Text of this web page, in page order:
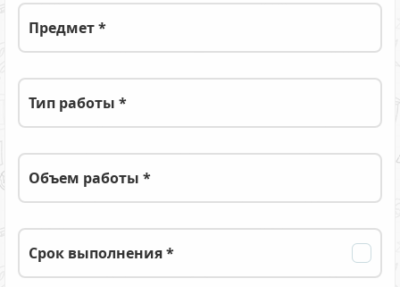
Предмет *
Тип работы *
Объем работы *
Срок выполнения *